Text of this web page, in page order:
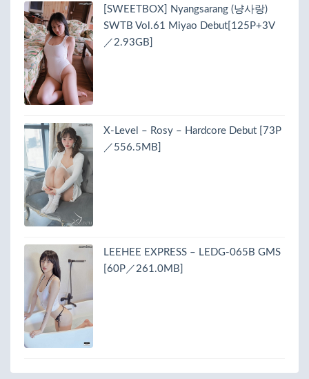
[SWEETBOX] Nyangsarang (냥사랑)
SWTB Vol.61 Miyao Debut[125P+3V
／2.93GB]
X-Level – Rosy – Hardcore Debut [73P
／556.5MB]
LEEHEE EXPRESS – LEDG-065B GMS
[60P／261.0MB]